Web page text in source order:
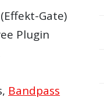
Gate)
Plugin
Bandpass